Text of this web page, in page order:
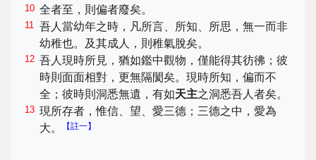
10 全者至，則偏者廢矣。
11 吾人當幼年之時，凡所言、所知、所思，無一而非
幼稚也。及其成人，則稚氣脫矣。
12 吾人現時所見，猶如鑑中觀物，僅能得其彷彿；彼
時則面面相對，更無隔閡矣。現時所知，偏而不
全；彼時則洞悉無遺，有如天主之洞悉吾人者矣。
13 現所存者，惟信、望、愛三德；三德之中，愛為
大。
【註一】